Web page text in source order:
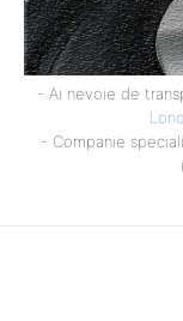
- Ai nevoie de
- Companie